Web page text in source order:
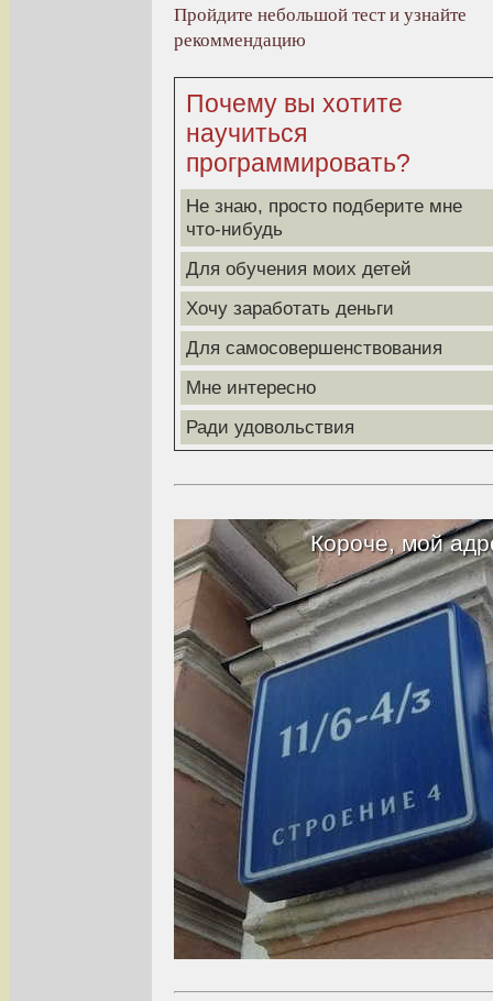
Пройдите небольшой тест и узнайте
рекоммендацию
Почему вы хотите
научиться
программировать?
Не знаю, просто подберите мне
что-нибудь
Для обучения моих детей
Хочу заработать деньги
Для самосовершенствования
Мне интересно
Ради удовольствия
Короче, мой